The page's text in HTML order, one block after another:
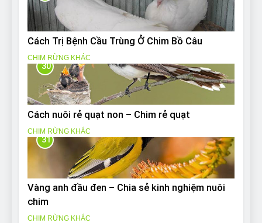
Cách Trị Bệnh Cầu Trùng Ở Chim Bồ Câu
CHIM RỪNG KHÁC
30
Cách nuôi rẻ quạt non – Chim rẻ quạt
CHIM RỪNG KHÁC
31
Vàng anh đầu đen – Chia sẻ kinh nghiệm nuôi
chim
CHIM RỪNG KHÁC